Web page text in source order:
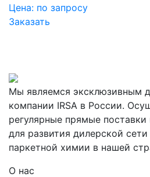
Цена: по запросу
Заказать
Мы являемся эксклюзивным
компании IRSA в России.
регулярные прямые
для развития дилерской
паркетной химии в нашей
О нас